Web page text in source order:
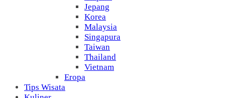
Jepang
Korea
Malaysia
Singapura
Taiwan
Thailand
Vietnam
Eropa
Tips Wisata